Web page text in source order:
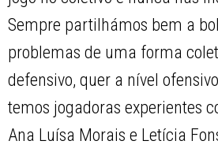
Sempre partilhámos bem a
problemas de uma forma
defensivo, quer a nível
temos jogadoras experientes
Ana Luísa Morais e Letícia